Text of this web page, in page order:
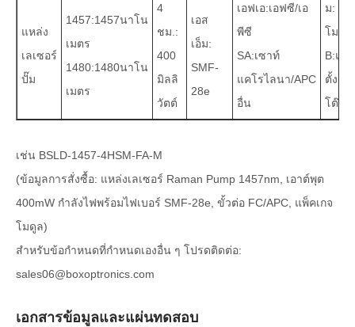
แหล่ง
เลเซอร์
ปั๊ม
1457:1457นาโน
เมตร
1480:1480นาโน
เมตร
4
ชม.:
400
มิลลิ
วัตต์
เอส
เอ็ม:
SMF-
28e
เอฟเอ:เอฟซี/เอ
พีซี
SA:เซาท์
แคโรไลนา/APC
อื่น
ม:
โมดูล
B:แบ
ตั้ง
โต๊ะ
เช่น BSLD-1457-4HSM-FA-M
(ข้อมูลการสั่งซื้อ: แหล่งเลเซอร์ Raman Pump 1457nm, เอาต์พุต
400mW กำลังไฟพร้อมไฟเบอร์ SMF-28e, ขั้วต่อ FC/APC, แพ็คเกจ
โมดูล)
สำหรับข้อกำหนดที่กำหนดเองอื่น ๆ โปรดติดต่อ:
sales06@boxoptronics.com
เอกสารข้อมูลและแผ่นทดสอบ